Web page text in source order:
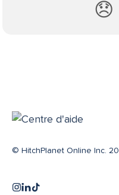
😞
© HitchPlanet Online Inc.